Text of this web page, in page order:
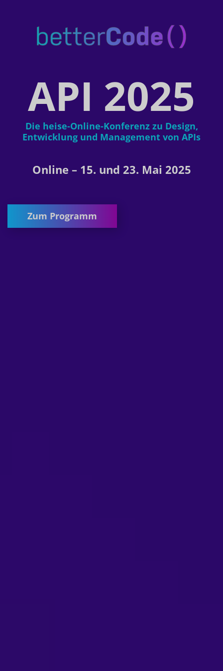
API 2025
Die heise-Online-Konferenz zu Design,
Entwicklung und Management von APIs
Online – 15. und 23. Mai 2025
Zum Programm